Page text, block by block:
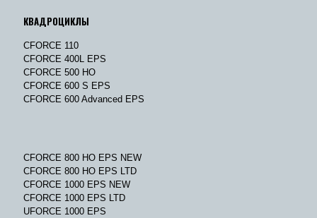
КВАДРОЦИКЛЫ
CFORCE 110
CFORCE 400L EPS
CFORCE 500 HO
CFORCE 600 S EPS
CFORCE 600 Advanced EPS
CFORCE 800 HO EPS NEW
CFORCE 800 HO EPS LTD
CFORCE 1000 EPS NEW
CFORCE 1000 EPS LTD
UFORCE 1000 EPS